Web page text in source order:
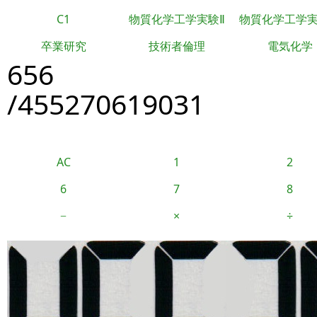
C1 物質化学工学実験Ⅱ
物質化学工学
卒業研究
技術者倫理 電気化学
656
/455270619031
AC 1
2
6
7
8
−
× ÷